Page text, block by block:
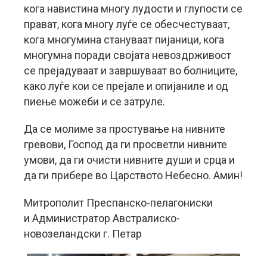
кога навистина многу лудости и глупости се
прават, кога многу луѓе се обесчестуваат,
кога многумина стануваат пијаници, кога
многумна поради својата невоздрживост
се прејадуваат и завршуваат во болниците,
како луѓе кои се прејале и опијаниле и од
пиење можеби и се затруле.
Да се молиме за простување на нивните
гревови, Господ да ги просветли нивните
умови, да ги очисти нивните души и срца и
да ги прибере во Царството Небесно. Амин!
Митрополит Преспанско-пелагониски
и Администратор Австралиско-
новозеландски г. Петар